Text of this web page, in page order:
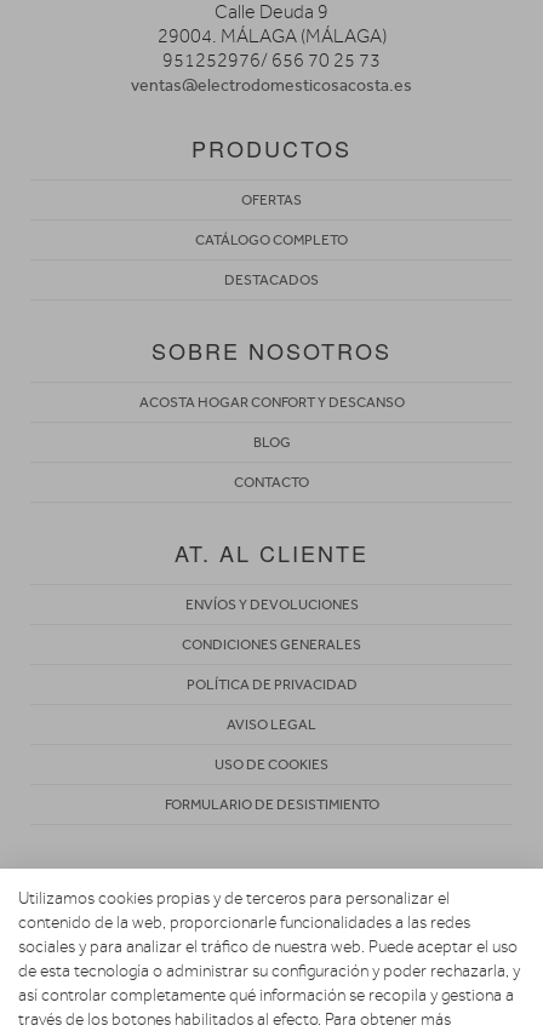
Calle Deuda 9
29004. MÁLAGA (MÁLAGA)
951252976/ 656 70 25 73
ventas@electrodomesticosacosta.es
PRODUCTOS
OFERTAS
CATÁLOGO COMPLETO
DESTACADOS
SOBRE NOSOTROS
ACOSTA HOGAR CONFORT Y DESCANSO
BLOG
CONTACTO
AT. AL CLIENTE
ENVÍOS Y DEVOLUCIONES
CONDICIONES GENERALES
POLÍTICA DE PRIVACIDAD
AVISO LEGAL
USO DE COOKIES
FORMULARIO DE DESISTIMIENTO
Copyright 2026. ACOSTA HOGAR CONFORT Y DESCANSO
Utilizamos cookies propias y de terceros para personalizar el
contenido de la web, proporcionarle funcionalidades a las redes
sociales y para analizar el tráfico de nuestra web. Puede aceptar el uso
de esta tecnología o administrar su configuración y poder rechazarla, y
así controlar completamente qué información se recopila y gestiona a
través de los botones habilitados al efecto. Para obtener más